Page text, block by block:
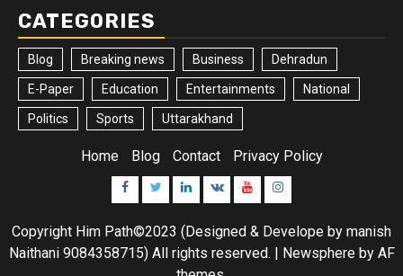
CATEGORIES
Blog Breaking news Business Dehradun
E-Paper Education Entertainments National
Politics Sports Uttarakhand
Home Blog Contact Privacy Policy
Facebook
TwitterLinkedin
VK YoutubeInstagram
Copyright Him Path©2023 (Designed & Develope by manish
Naithani 9084358715) All rights reserved. | Newsphereby AF